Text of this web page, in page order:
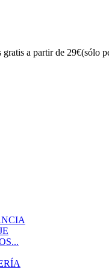
a partir de 29€(sólo